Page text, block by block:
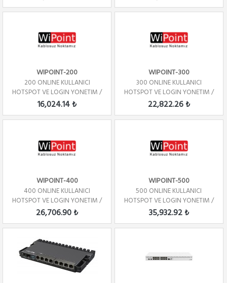
WIPOINT-200
200 ONLINE KULLANICI
HOTSPOT VE LOGIN YONETIM /
YILLIK
16,024.14 ₺
WIPOINT-300
300 ONLINE KULLANICI
HOTSPOT VE LOGIN YONETIM /
YILLIK
22,822.26 ₺
WIPOINT-400
400 ONLINE KULLANICI
HOTSPOT VE LOGIN YONETIM /
YILLIK
26,706.90 ₺
WIPOINT-500
500 ONLINE KULLANICI
HOTSPOT VE LOGIN YONETIM /
YILLIK
35,932.92 ₺